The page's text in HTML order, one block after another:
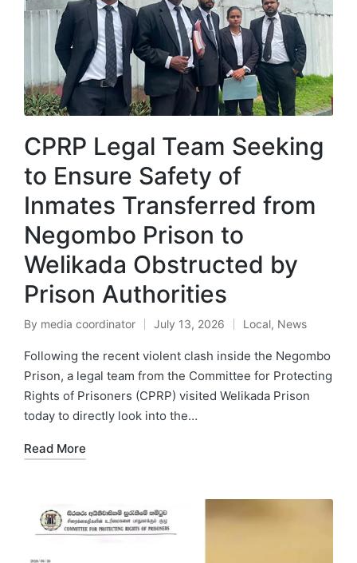
CPRP Legal Team Seeking
to Ensure Safety of
Inmates Transferred from
Negombo Prison to
Welikada Obstructed by
Prison Authorities
By media coordinator July 13, 2026 Local, News
Following the recent violent clash inside the Negombo
Prison, a legal team from the Committee for Protecting
Rights of Prisoners (CPRP) visited Welikada Prison
today to directly look into the…
Read More